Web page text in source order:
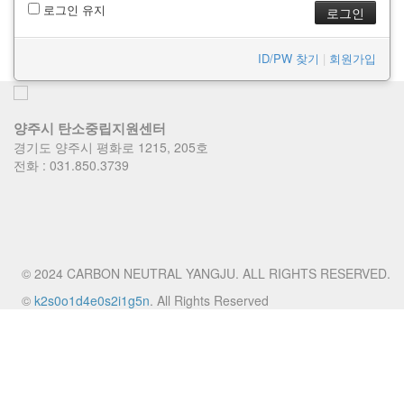
로그인 유지
ID/PW 찾기 | 회원가입
양주시 탄소중립지원센터
경기도 양주시 평화로 1215, 205호
전화 : 031.850.3739
© 2024 CARBON NEUTRAL YANGJU. ALL RIGHTS RESERVED.
© k2s0o1d4e0s2i1g5n. All Rights Reserved